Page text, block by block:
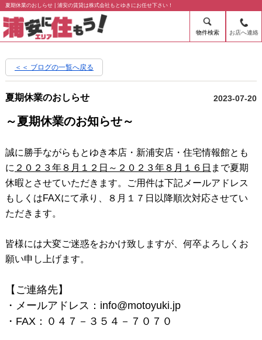
夏期休業のおしらせ | 浦安の賃貸は株式会社もとゆきにお任せ下さい！
物件検索 お店へ連絡
＜＜ ブログの一覧へ戻る
夏期休業のおしらせ 2023-07-20
～夏期休業のお知らせ～
誠に勝手ながらもとゆき本店・新浦安店・住宅情報館とも
に ２０２３年８月１２日～２０２３年８月１６日 まで夏期
休暇とさせていただきます。ご用件は下記メールアドレス
もしくはFAXにて承り、８月１７日以降順次対応させてい
ただきます。
皆様には大変ご迷惑をおかけ致しますが、何卒よろしくお
願い申し上げます。
【ご連絡先】
・メールアドレス：info@motoyuki.jp
・FAX：０４７－３５４－７０７０